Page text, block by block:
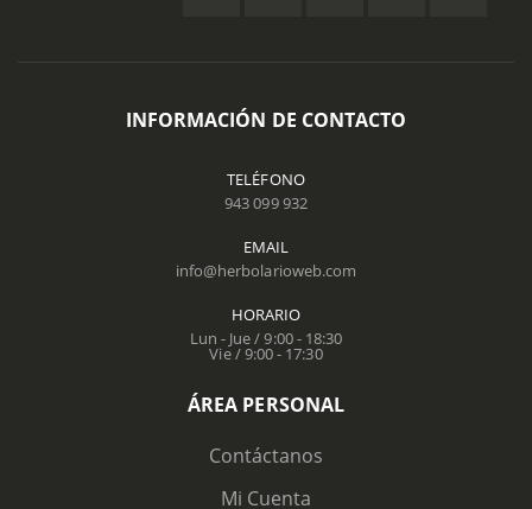
INFORMACIÓN DE CONTACTO
TELÉFONO
943 099 932
EMAIL
info@herbolarioweb.com
HORARIO
Lun - Jue / 9:00 - 18:30
Vie / 9:00 - 17:30
ÁREA PERSONAL
Contáctanos
Mi Cuenta